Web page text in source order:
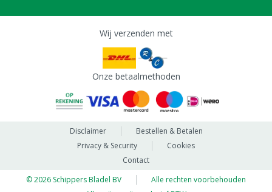
Wij verzenden met
Onze betaalmethoden
Disclaimer
Bestellen & Betalen
Privacy & Security
Cookies
Contact
© 2026 Schippers Bladel BV
Alle rechten voorbehouden